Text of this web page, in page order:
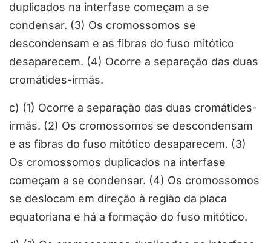
duplicados na interfase começam a se
condensar. (3) Os cromossomos se
descondensam e as fibras do fuso mitótico
desaparecem. (4) Ocorre a separação das duas
cromátides-irmãs.
c) (1) Ocorre a separação das duas cromátides-
irmãs. (2) Os cromossomos se descondensam
e as fibras do fuso mitótico desaparecem. (3)
Os cromossomos duplicados na interfase
começam a se condensar. (4) Os cromossomos
se deslocam em direção à região da placa
equatoriana e há a formação do fuso mitótico.